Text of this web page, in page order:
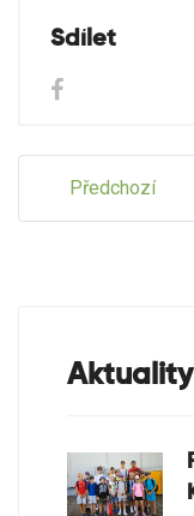
Aktuality
Sdílet
Předchozí